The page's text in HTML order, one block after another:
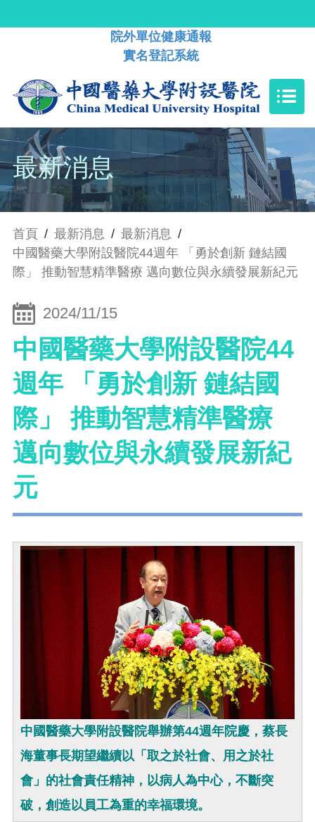
院外單位健康通報
實名登記系統
最新消息
首頁 / 最新消息 / 最新消息 /
中國醫藥大學附設醫院44週年 「勇於創新 鏈結國
際」 推動智慧精準醫療 邁向數位與永續發展新紀元
2024/11/15
中國醫藥大學附設醫院44
週年 「勇於創新 鏈結國
際」 推動智慧精準醫療
邁向數位與永續發展新紀
元
中國醫藥大學附設醫院舉辦第44週年院慶，蔡長
海董事長期望繼續以「取之於社會、用之於社
會」的社會責任精神，以病人為中心，不斷突
破，創造以員工為重的幸福環境。